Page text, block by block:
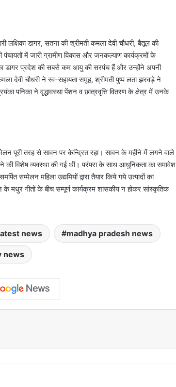
लक्षिका डागर, सतना की श्रीमती कमला देवी चौधरी, बैतूल की
में जारी ग्रामीण विकास और जनकल्याण कार्यक्रमों के
डागर प्रदेश की सबसे कम आयु की सरपंच हैं और उन्होंने अपनी
देवी चौधरी ने स्व-सहायता समूह, श्रीमती पुष्प लता झरवड़े ने
पनिका ने वृद्धावस्था पेंशन व छात्रवृत्ति वितरण के क्षेत्र में उनके
पूरी तरह से सावन पर केन्द्रित रहा। सावन के महीने में लगने वाले
विशेष व्यवस्था की गई थी। परंपरा के साथ आधुनिकता का समावेश
सम्मेलन महिला उद्यमियों द्वारा तैयार किये गये उत्पादों का
मधुर गीतों के बीच सम्पूर्ण कार्यक्रम शासकीय न होकर सांस्कृतिक
news madhya pradesh news
news